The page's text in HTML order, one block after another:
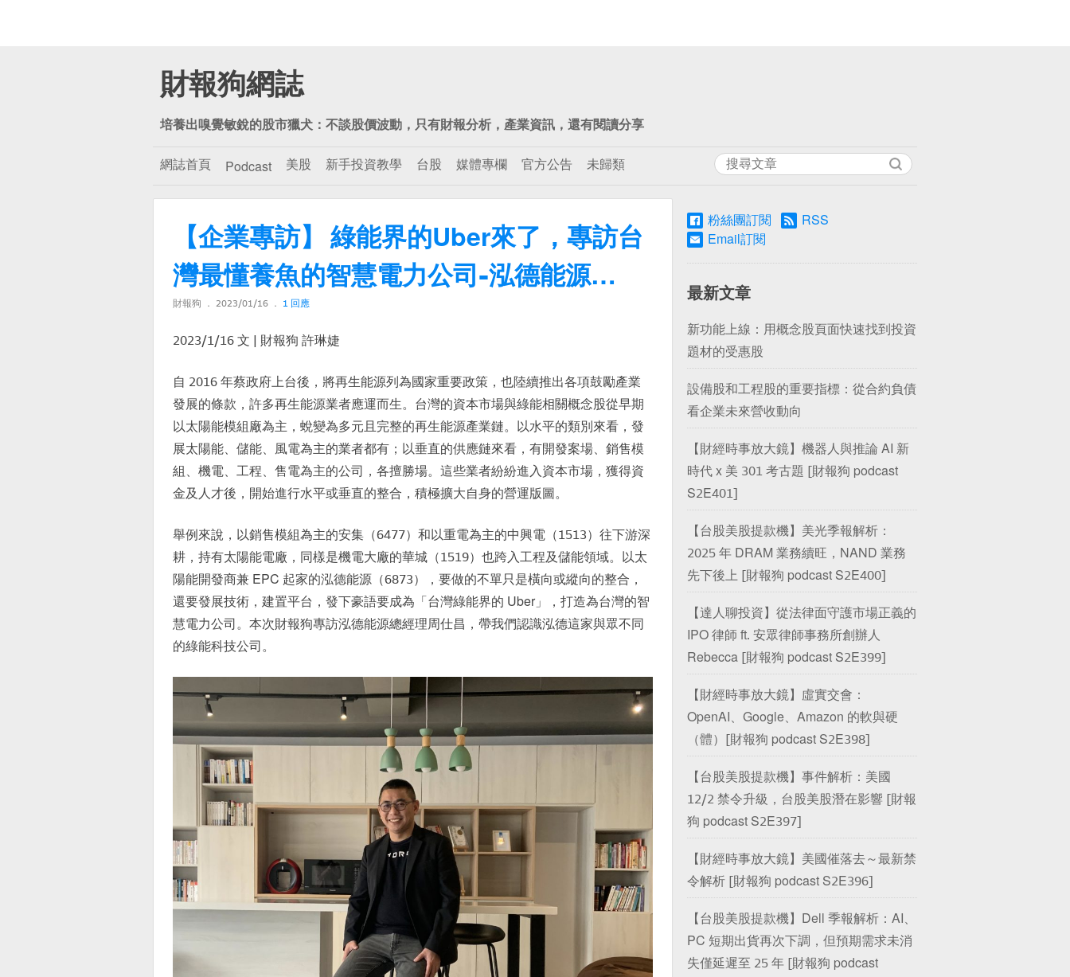
財報狗網誌
培養出嗅覺敏銳的股市獵犬：不談股價波動，只有財報分析，產業資訊，還有閱讀分享
網誌首頁 Podcast 美股 新手投資教學 台股 媒體專欄 官方公告 未歸類
【企業專訪】 綠能界的Uber來了，專訪台
灣最懂養魚的智慧電力公司 -泓德能源
（6873）
財報狗 2023/01/16 1 回應
2023/1/16 文 | 財報狗 許琳婕
自 2016 年蔡政府上台後，將再生能源列為國家重要政策，也陸續推出各項鼓勵產業
發展的條款，許多再生能源業者應運而生。台灣的資本市場與綠能相關概念股從早期
以太陽能模組廠為主，蛻變為多元且完整的再生能源產業鏈。以水平的類別來看，發
展太陽能、儲能、風電為主的業者都有；以垂直的供應鏈來看，有開發案場、銷售模
組、機電、工程、售電為主的公司，各擅勝場。這些業者紛紛進入資本市場，獲得資
金及人才後，開始進行水平或垂直的整合，積極擴大自身的營運版圖。
舉例來說，以銷售模組為主的安集（6477）和以重電為主的中興電（1513）往下游深
耕，持有太陽能電廠，同樣是機電大廠的華城（1519）也跨入工程及儲能領域。以太
陽能開發商兼 EPC 起家的泓德能源（6873），要做的不單只是橫向或縱向的整合，
還要發展技術，建置平台，發下豪語要成為「台灣綠能界的 Uber」，打造為台灣的智
慧電力公司。本次財報狗專訪泓德能源總經理周仕昌，帶我們認識泓德這家與眾不同
的綠能科技公司。
粉絲團訂閱
RSS
Email訂閱
最新文章
新功能上線：用概念股頁面快速找到投資
題材的受惠股
設備股和工程股的重要指標：從合約負債
看企業未來營收動向
【財經時事放大鏡】機器人與推論 AI 新
時代 x 美 301 考古題 [財報狗 podcast
S2E401]
【台股美股提款機】美光季報解析：
2025 年 DRAM 業務續旺，NAND 業務
先下後上 [財報狗 podcast S2E400]
【達人聊投資】從法律面守護市場正義的
IPO 律師 ft. 安眾律師事務所創辦人
Rebecca [財報狗 podcast S2E399]
【財經時事放大鏡】虛實交會：
OpenAI、Google、Amazon 的軟與硬
（體）[財報狗 podcast S2E398]
【台股美股提款機】事件解析：美國
12/2 禁令升級，台股美股潛在影響 [財報
狗 podcast S2E397]
【財經時事放大鏡】美國催落去～最新禁
令解析 [財報狗 podcast S2E396]
【台股美股提款機】Dell 季報解析：AI、
PC 短期出貨再次下調，但預期需求未消
失僅延遲至 25 年 [財報狗 podcast